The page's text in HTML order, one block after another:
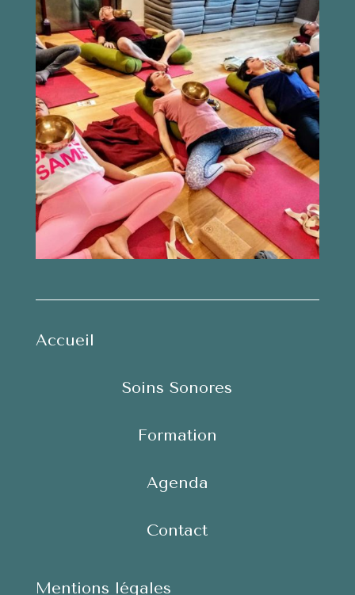
Accueil
Soins Sonores
Formation
Agenda
Contact
Mentions légales